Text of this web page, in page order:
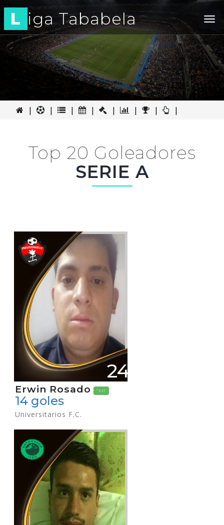
L iga Tababela
| | | | | | | |
Top 20 Goleadores
SERIE A
24
Erwin Rosado *EXT
14 goles
Universitarios F.C.